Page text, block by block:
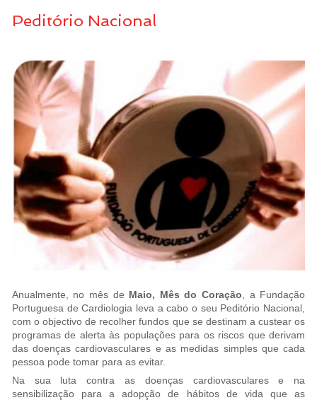
Peditório Nacional
Anualmente, no mês de Maio, Mês do Coração , a Fundação
Portuguesa de Cardiologia leva a cabo o seu Peditório Nacional,
com o objectivo de recolher fundos que se destinam a custear os
programas de alerta às populações para os riscos que derivam
das doenças cardiovasculares e as medidas simples que cada
pessoa pode tomar para as evitar.
Na sua luta contra as doenças cardiovasculares e na
sensibilização para a adopção de hábitos de vida que as